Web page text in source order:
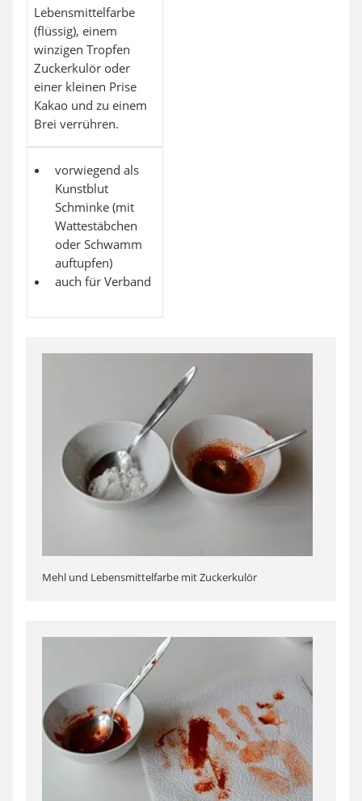
Lebensmittelfarbe
(flüssig), einem
winzigen Tropfen
Zuckerkulör oder
einer kleinen Prise
Kakao und zu einem
Brei verrühren.
vorwiegend als
Kunstblut
Schminke (mit
Wattestäbchen
oder Schwamm
auftupfen)
auch für Verband
Mehl und Lebensmittelfarbe mit Zuckerkulör